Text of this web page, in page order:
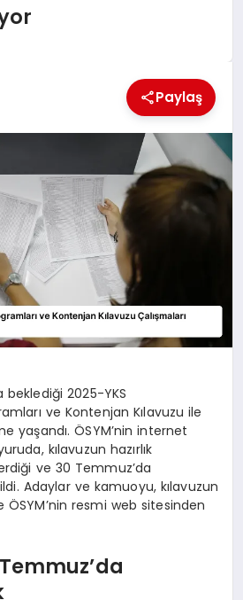
Paylaş
2025-YKS
ve Kontenjan Kılavuzu ile
yaşandı. ÖSYM’nin internet
kılavuzun hazırlık
ve 30 Temmuz’da
Adaylar ve kamuoyu, kılavuzun
ÖSYM’nin resmi web sitesinden